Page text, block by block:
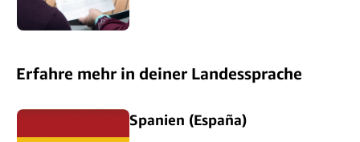
Erfahre mehr in deiner Landessprache
Spanien (España)